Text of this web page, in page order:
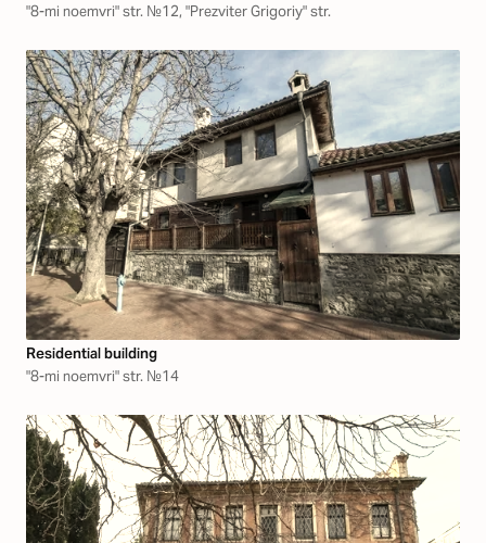
"8-mi noemvri" str. №12, "Prezviter Grigoriy" str.
Residential building
"8-mi noemvri" str. №14